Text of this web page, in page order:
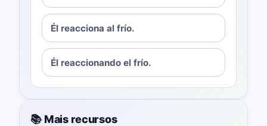
Él reacciona al frío.
Él reaccionando el frío.
📚 Mais recursos